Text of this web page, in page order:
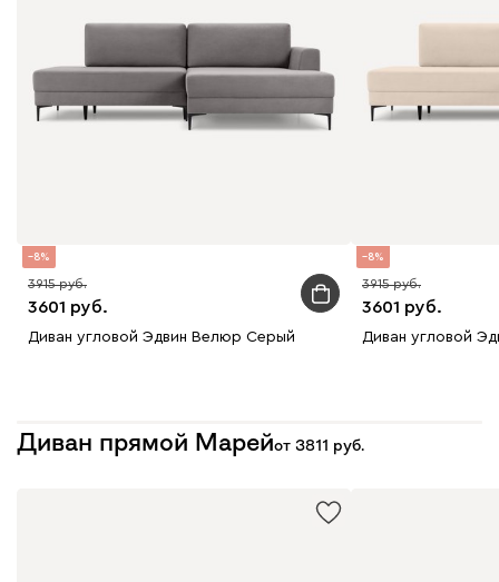
8
3601
3915
Диван угловой Эдвин Велюр Серый
8
3601
3915
Диван угловой
Диван прямой Марейот 3811